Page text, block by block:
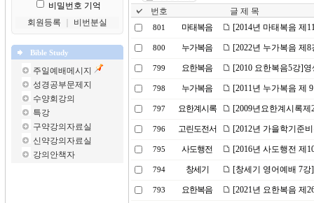
비밀번호 기억
회원등록
비번분실
Bible Study
주일예배메시지
성경공부문제지
수양회강의
특강
구약강의자료실
신약강의자료실
강의안책자
번호 글 제 목
801 마태복음 [2014년 마태복음 제
800 누가복음 [2022년 누가복음 제
799 요한복음 [2010 요한복음5강]
798 누가복음 [2011년 누가복음 제
797 요한계시록 [2009년요한계시록
796 고린도전서 [2012년 가을학기준
795 사도행전 [2016년 사도행전 제
794 창세기 [창세기 영어예배 7강]
793 요한복음 [2021년 요한복음 제